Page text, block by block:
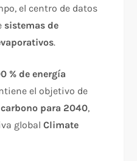
el centro de datos
sistemas de
.
% de energía
el objetivo de
para 2040,
globalClimate